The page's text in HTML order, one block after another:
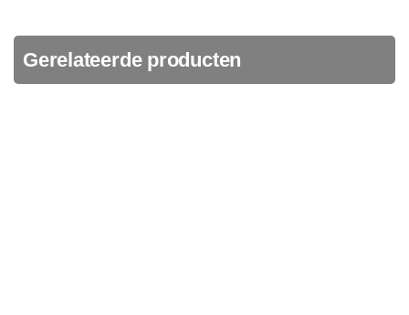
Gerelateerde producten